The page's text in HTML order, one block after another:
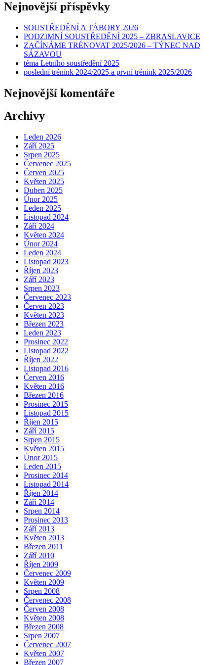
Nejnovější příspěvky
SOUSTŘEDĚNÍ A TÁBORY 2026
PODZIMNÍ SOUSTŘEDĚNÍ 2025 – ZBRASLAVICE
ZAČÍNÁME TRÉNOVAT 2025/2026 – TÝNEC NAD
SÁZAVOU
téma Letního soustředění 2025
poslední trénink 2024/2025 a první trénink 2025/2026
Nejnovější komentáře
Archivy
Leden 2026
Září 2025
Srpen 2025
Červenec 2025
Červen 2025
Květen 2025
Duben 2025
Únor 2025
Leden 2025
Listopad 2024
Září 2024
Květen 2024
Únor 2024
Leden 2024
Listopad 2023
Říjen 2023
Září 2023
Srpen 2023
Červenec 2023
Červen 2023
Květen 2023
Březen 2023
Leden 2023
Prosinec 2022
Listopad 2022
Říjen 2022
Listopad 2016
Červen 2016
Květen 2016
Březen 2016
Prosinec 2015
Listopad 2015
Říjen 2015
Září 2015
Srpen 2015
Květen 2015
Únor 2015
Leden 2015
Prosinec 2014
Listopad 2014
Říjen 2014
Září 2014
Srpen 2014
Prosinec 2013
Září 2013
Květen 2013
Březen 2011
Září 2010
Říjen 2009
Červenec 2009
Květen 2009
Srpen 2008
Červenec 2008
Červen 2008
Květen 2008
Březen 2008
Srpen 2007
Červenec 2007
Květen 2007
Březen 2007